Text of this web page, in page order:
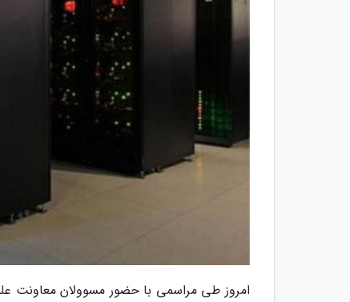
امروز طی مراسمی با حضور مسوولان معاونت